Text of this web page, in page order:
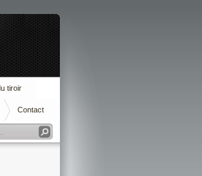
tiroir
Contact